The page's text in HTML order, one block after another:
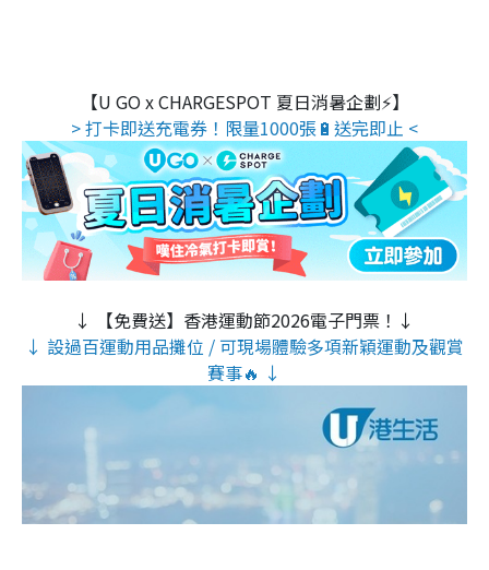
【U GO x CHARGESPOT 夏日消暑企劃⚡】
> 打卡即送充電券！限量1000張🔋送完即止 <
↓ 【免費送】香港運動節2026電子門票！↓
↓ 設過百運動用品攤位 / 可現場體驗多項新穎運動及觀賞
賽事🔥 ↓